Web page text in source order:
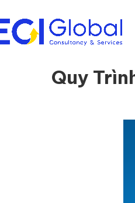
Quy